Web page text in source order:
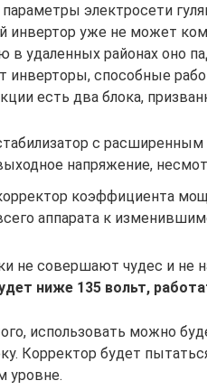
электросети
инвертор уже не может
в удаленных районах оно
инверторы, способные
есть два блока,
с
напряжение,
коэффициента
аппарата к
не совершают чудес и не
ниже 135 вольт,
использовать можно
Корректор будет
уровне.